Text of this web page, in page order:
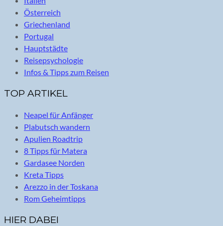
Österreich
Griechenland
Portugal
Hauptstädte
Reisepsychologie
Infos & Tipps zum Reisen
TOP ARTIKEL
Neapel für Anfänger
Plabutsch wandern
Apulien Roadtrip
8 Tipps für Matera
Gardasee Norden
Kreta Tipps
Arezzo in der Toskana
Rom Geheimtipps
HIER DABEI